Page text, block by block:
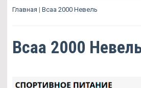
Главная | Bcaa 2000 Невель
Bcaa 2000